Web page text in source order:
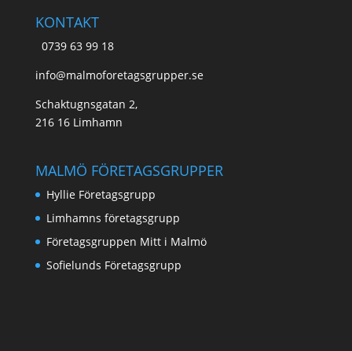
KONTAKT
0739 63 99 18
info@malmoforetagsgrupper.se
Schaktugnsgatan 2,
216 16 Limhamn
MALMÖ FÖRETAGSGRUPPER
Hyllie Företagsgrupp
Limhamns företagsgrupp
Företagsgruppen Mitt i Malmö
Sofielunds Företagsgrupp